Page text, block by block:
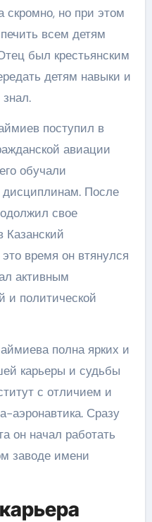
скромно, но при этом
всем детям
был крестьянским
детям навыки и
поступил в
авиации
обучали
После
свое
Казанский
время он втянулся
активным
и политической
полна ярких и
карьеры и судьбы
с отличием и
аэронавтика. Сразу
он начал работать
заводе имени